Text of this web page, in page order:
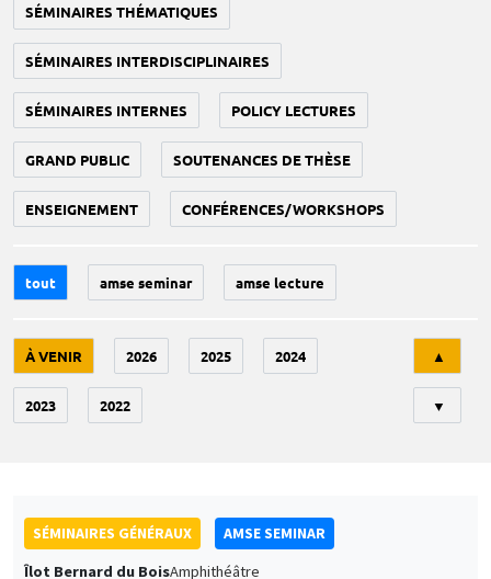
SÉMINAIRES THÉMATIQUES
SÉMINAIRES INTERDISCIPLINAIRES
SÉMINAIRES INTERNES POLICY LECTURES
GRAND PUBLIC SOUTENANCES DE THÈSE
ENSEIGNEMENT CONFÉRENCES/WORKSHOPS
tout amse seminar amse lecture
À VENIR 2026 2025 2024
2023 2022
▲
▼
SÉMINAIRES GÉNÉRAUX
AMSE SEMINAR
Îlot Bernard du BoisAmphithéâtre